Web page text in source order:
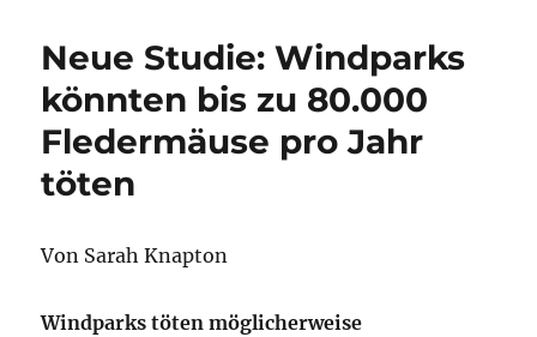
Neue Studie: Windparks
könnten bis zu 80.000
Fledermäuse pro Jahr
töten
Von Sarah Knapton
Windparks töten möglicherweise